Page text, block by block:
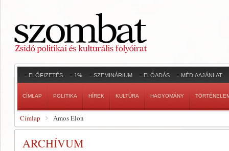
ELŐFIZETÉS 1% SZEMINÁRIUM ELŐADÁS MÉDIAAJÁNLAT
CÍMLAP POLITIKA HÍREK KULTÚRA HAGYOMÁNY
Címlap Amos Elon
ARCHÍVUM